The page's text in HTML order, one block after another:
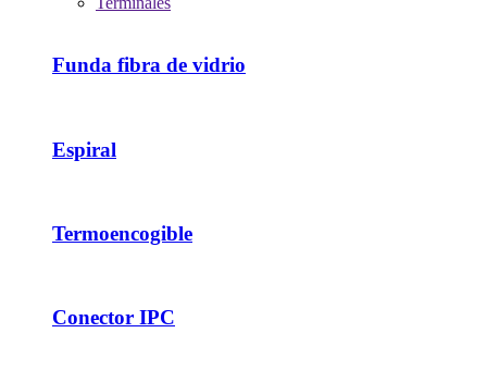
Funda fibra de vidrio
Espiral
Termoencogible
Conector IPC